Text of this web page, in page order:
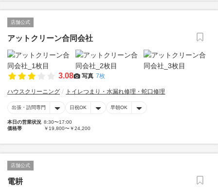
店舗公式
アットクリーン合同会社
3.08 写真 7枚
ハウスクリーニング トイレつまり・水漏れ修理・蛇口修理
出張・訪問専門 日祝OK 早朝OK
本日の営業状況 8:30〜17:00
価格帯
￥19,800〜￥24,200
店舗公式
電耕